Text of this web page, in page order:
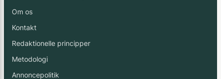
Om os
Kontakt
Redaktionelle principper
Metodologi
Annoncepolitik